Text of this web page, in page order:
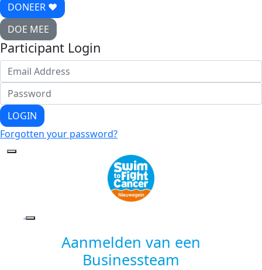
DONEER ♥
DOE MEE
Participant Login
LOGIN
Forgotten your password?
Aanmelden van een
Businessteam